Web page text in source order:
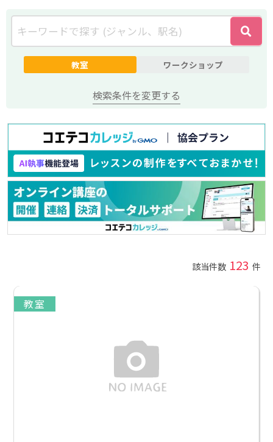
教室 ワークショップ
検索条件を変更する
該当件数 123 件
教室